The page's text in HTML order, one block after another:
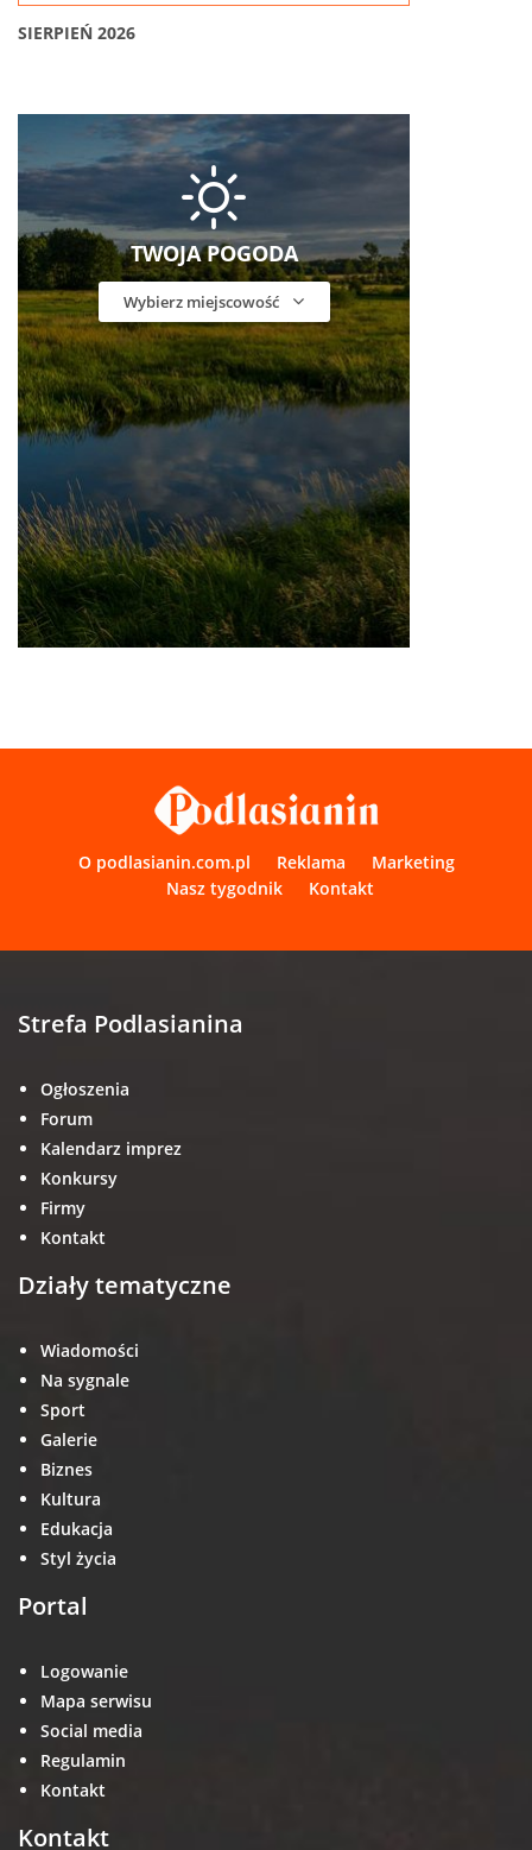
SIERPIEŃ 2026
TWOJA POGODA
Wybierz miejscowość
O podlasianin.com.pl Reklama
Marketing
Nasz tygodnik
Kontakt
Strefa Podlasianina
Ogłoszenia
Forum
Kalendarz imprez
Konkursy
Firmy
Kontakt
Działy tematyczne
Wiadomości
Na sygnale
Sport
Galerie
Biznes
Kultura
Edukacja
Styl życia
Portal
Logowanie
Mapa serwisu
Social media
Regulamin
Kontakt
Kontakt